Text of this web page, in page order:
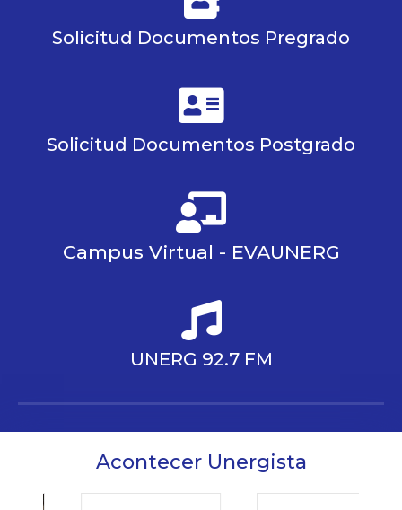
Solicitud Documentos Pregrado
Solicitud Documentos Postgrado
Campus Virtual - EVAUNERG
UNERG 92.7 FM
Acontecer Unergista